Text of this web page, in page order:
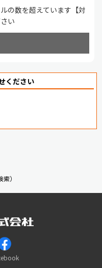
の数を超えています【対
い
ください
）